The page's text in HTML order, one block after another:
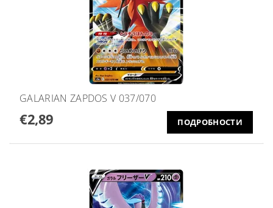
GALARIAN ZAPDOS V 037/070
€2,89 ПОДРОБНОСТИ